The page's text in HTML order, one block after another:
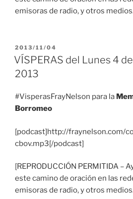
emisoras de radio, y otros
PUBLICADO
EL
2013/11/04
VÍSPERAS del Lunes 4
2013
#VisperasFrayNelson para la
Borromeo
[podcast]http://fraynelson.com/
cbov.mp3[/podcast]
[REPRODUCCIÓN PERMITIDA –
este camino de oración en las
emisoras de radio, y otros